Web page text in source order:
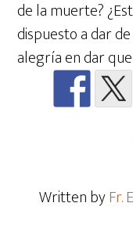
de la muerte?
dispuesto a dar
alegría en dar
Written byFr.